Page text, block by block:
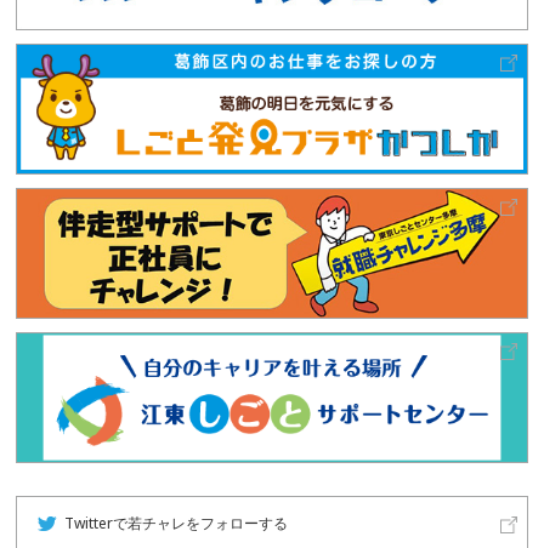
Twitterで若チャレをフォローする